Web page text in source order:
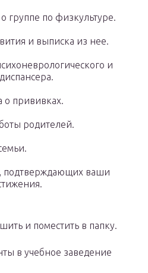
группе по физкультуре.
и выписка из нее.
и
о прививках.
родителей.
подтверждающих ваши
и поместить в папку.
в учебное заведение